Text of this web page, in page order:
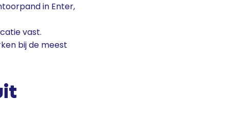
in Enter,
vast.
bij de meest